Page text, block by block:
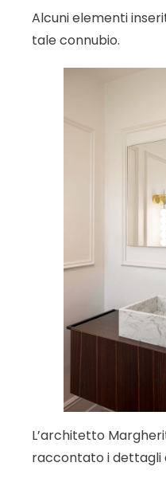
Alcuni elementi
tale connubio.
L’architetto
raccontato i dettagli